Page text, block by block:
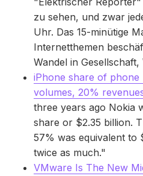
zu sehen, und zwar
Uhr. Das 15-minütige
Internetthemen
Wandel in
iPhone share of phone
volumes, 20%
three years ago Nokia
share or $2.35 billion.
57% was equivalent to
twice as much."
VMware Is The New